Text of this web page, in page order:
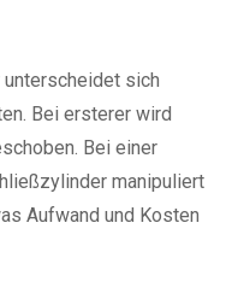
sich
Bei ersterer wird
Bei einer
manipuliert
Aufwand und Kosten